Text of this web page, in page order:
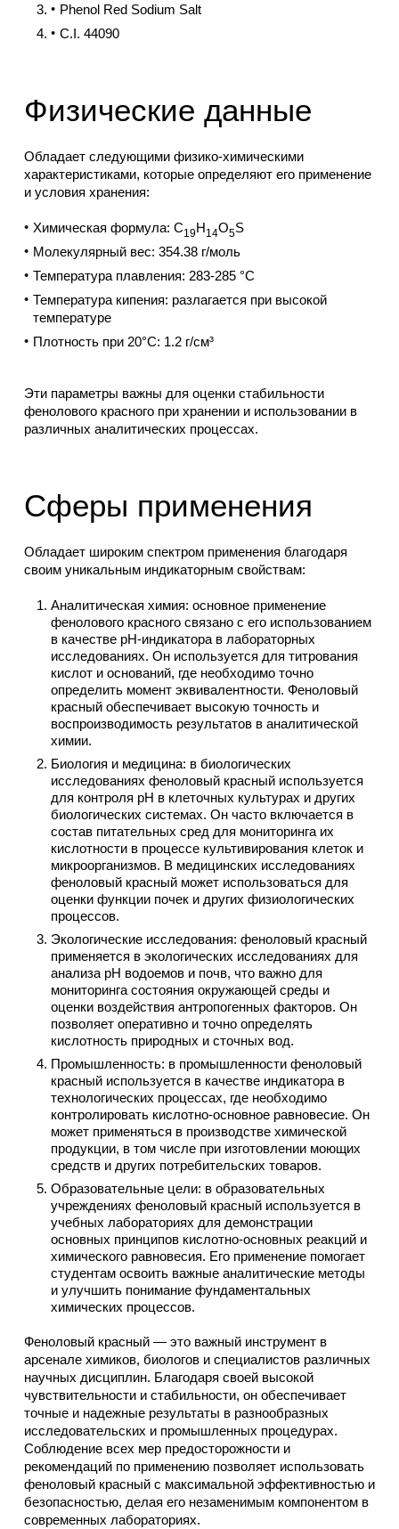
Phenol Red Sodium Salt
C.I. 44090
Физические данные
Обладает следующими физико-химическими
характеристиками, которые определяют его применение
и условия хранения:
Химическая формула: C19H14O5S
Молекулярный вес: 354.38 г/моль
Температура плавления: 283-285 °C
Температура кипения: разлагается при высокой
температуре
Плотность при 20°C: 1.2 г/см³
Эти параметры важны для оценки стабильности
фенолового красного при хранении и использовании в
различных аналитических процессах.
Сферы применения
Обладает широким спектром применения благодаря
своим уникальным индикаторным свойствам:
Аналитическая химия: основное применение
фенолового красного связано с его использованием
в качестве рН-индикатора в лабораторных
исследованиях. Он используется для титрования
кислот и оснований, где необходимо точно
определить момент эквивалентности. Феноловый
красный обеспечивает высокую точность и
воспроизводимость результатов в аналитической
химии.
Биология и медицина: в биологических
исследованиях феноловый красный используется
для контроля pH в клеточных культурах и других
биологических системах. Он часто включается в
состав питательных сред для мониторинга их
кислотности в процессе культивирования клеток и
микроорганизмов. В медицинских исследованиях
феноловый красный может использоваться для
оценки функции почек и других физиологических
процессов.
Экологические исследования: феноловый красный
применяется в экологических исследованиях для
анализа pH водоемов и почв, что важно для
мониторинга состояния окружающей среды и
оценки воздействия антропогенных факторов. Он
позволяет оперативно и точно определять
кислотность природных и сточных вод.
Промышленность: в промышленности феноловый
красный используется в качестве индикатора в
технологических процессах, где необходимо
контролировать кислотно-основное равновесие. Он
может применяться в производстве химической
продукции, в том числе при изготовлении моющих
средств и других потребительских товаров.
Образовательные цели: в образовательных
учреждениях феноловый красный используется в
учебных лабораториях для демонстрации
основных принципов кислотно-основных реакций и
химического равновесия. Его применение помогает
студентам освоить важные аналитические методы
и улучшить понимание фундаментальных
химических процессов.
Феноловый красный — это важный инструмент в
арсенале химиков, биологов и специалистов различных
научных дисциплин. Благодаря своей высокой
чувствительности и стабильности, он обеспечивает
точные и надежные результаты в разнообразных
исследовательских и промышленных процедурах.
Соблюдение всех мер предосторожности и
рекомендаций по применению позволяет использовать
феноловый красный с максимальной эффективностью и
безопасностью, делая его незаменимым компонентом в
современных лабораториях.